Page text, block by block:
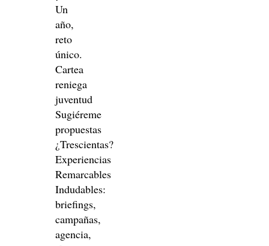
Un
año,
reto
único.
Cartea
reniega
juventud
Sugiéreme
propuestas
¿Trescientas?
Experiencias
Remarcables
Indudables:
briefings,
campañas,
agencia,